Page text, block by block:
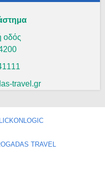
οδός
travel.gr
TRAVEL